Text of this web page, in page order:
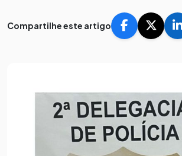
Compartilhe este artigo